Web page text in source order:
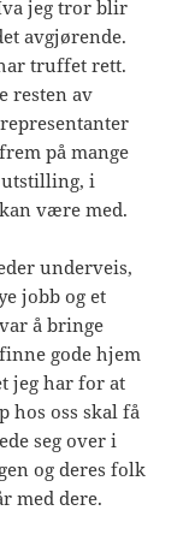
jeg tror blir
avgjørende.
truffet rett.
resten av
på mange
utstilling, i
være med.
underveis,
jobb og et
å bringe
gode hjem
jeg har for at
hos oss skal få
seg over i
og deres folk
med dere.